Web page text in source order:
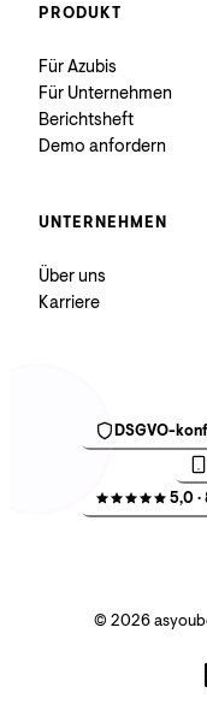
PRODUKT
Für Azubis
Für Unternehmen
Berichtsheft
Demo anfordern
UNTERNEHMEN
Über uns
Karriere
DSGVO-
5,0
© 2026